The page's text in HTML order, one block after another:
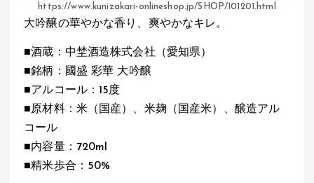
https://www.kunizakari-onlineshop.jp/SHOP/101201.html
大吟醸の華やかな香り、爽やかなキレ。
■酒蔵：中埜酒造株式会社（愛知県）
■銘柄：國盛 彩華 大吟醸
■アルコール：15度
■原材料：米（国産）、米麹（国産米）、醸造アル
コール
■内容量：720ml
■精米歩合：50%